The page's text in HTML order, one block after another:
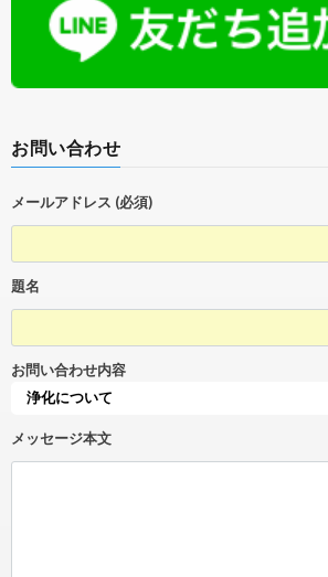
お問い合わせ
メールアドレス (必須)
題名
お問い合わせ内容
メッセージ本文